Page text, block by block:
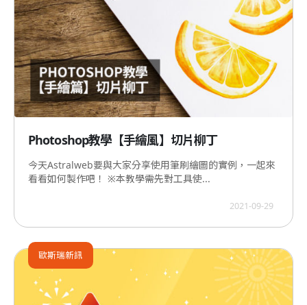
Photoshop教學【手繪風】切片柳丁
今天Astralweb要與大家分享使用筆刷繪圖的實例，一起來
看看如何製作吧！ ※本教學需先對工具使...
2021-09-29
歐斯瑞新訊